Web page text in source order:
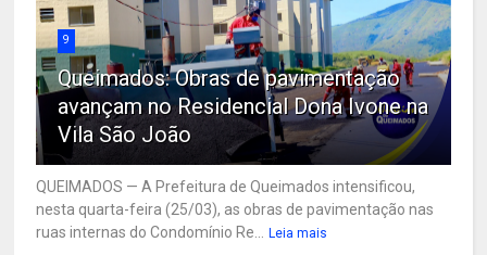
9
Queimados: Obras de pavimentação
avançam no Residencial Dona Ivone na
Vila São João
QUEIMADOS — A Prefeitura de Queimados intensificou,
nesta quarta-feira (25/03), as obras de pavimentação nas
ruas internas do Condomínio Re...
Leia mais